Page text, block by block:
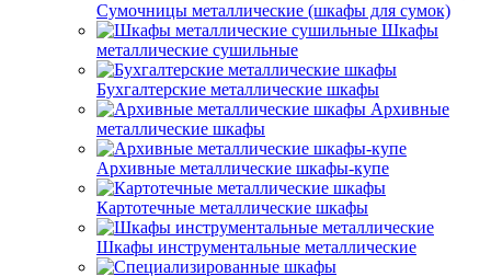
Сумочницы металлические (шкафы для сумок)
Шкафы
металлические сушильные
Бухгалтерские металлические шкафы
Архивные
металлические шкафы
Архивные металлические шкафы-купе
Картотечные металлические шкафы
Шкафы инструментальные металлические